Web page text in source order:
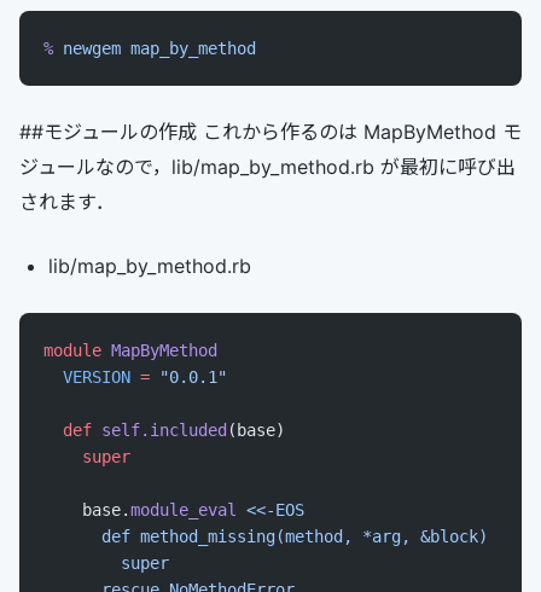
% newgem map_by_method
##モジュールの作成 これから作るのは MapByMethod モ
ジュールなので，lib/map_by_method.rb が最初に呼び出
されます．
lib/map_by_method.rb
module MapByMethod
  VERSION
= "0.0.1"
  def
self.included (base)
    super
    base.
module_eval
<<-EOS
      def method_missing(method, *arg, &block)
        super